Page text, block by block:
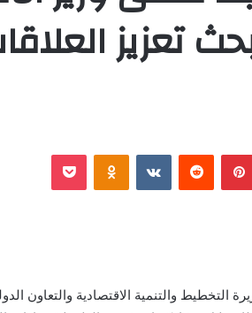
تعزيز
بينتيريست Odnoklassniki
بوكيت
التخطيط والتنمية الاقتصادية والتعاون